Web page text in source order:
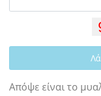
Απόψε είναι το